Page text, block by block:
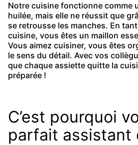
Notre cuisine fonctionne comme
huilée, mais elle ne réussit que
se retrousse les manches. En
cuisine, vous êtes un maillon
Vous aimez cuisiner, vous êtes
le sens du détail. Avec vos
que chaque assiette quitte la
préparée !
C’est pourquoi
parfait assistant